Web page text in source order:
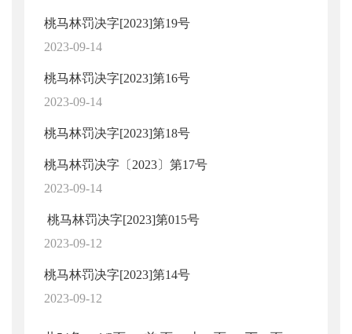
桃马林罚决字[2023]第19号
2023-09-14
桃马林罚决字[2023]第16号
2023-09-14
桃马林罚决字[2023]第18号
桃马林罚决字〔2023〕第17号
2023-09-14
桃马林罚决字[2023]第015号
2023-09-12
桃马林罚决字[2023]第14号
2023-09-12